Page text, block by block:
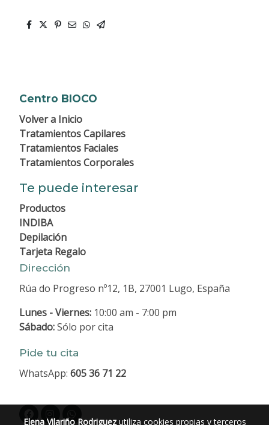
Centro BIOCO
Volver a Inicio
Tratamientos Capilares
Tratamientos Faciales
Tratamientos Corporales
Te puede interesar
Productos
INDIBA
Depilación
Tarjeta Regalo
Dirección
Rúa do Progreso nº12, 1B, 27001 Lugo, España
Lunes - Viernes: 10:00 am - 7:00 pm
Sábado:Sólo por cita
Pide tu cita
WhatsApp: 605 36 71 22
Elena Vilariño Rodriguezutiliza cookies propias y terceros